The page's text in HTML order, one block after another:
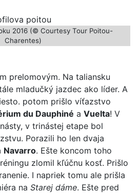
2016 (© Courtesy Tour Poitou-
Charentes)
prelomovým. Na taliansku
mladučký jazdec ako líder. A
potom prišlo víťazstvo
du Dauphiné a Vuelta! V
v trinástej etape bol
Porazili ho len dvaja
Navarro. Ešte koncom toho
zlomil kľúčnu kosť. Prišlo
I napriek tomu ale prišla
na Starej dáme. Ešte pred